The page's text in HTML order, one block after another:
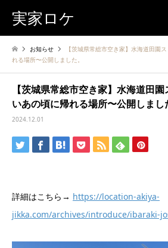
実家ロケ
お知らせ
【茨城県常総市空き家】水海道田園
れる場所〜公開しました。
【茨城県常総市空き家】水海道田
いあの頃に帰れる場所〜公開しまし
2024.12.01
詳細はこちら→ https://location-akiya-
jikka.com/archives/introduce/ibaraki-